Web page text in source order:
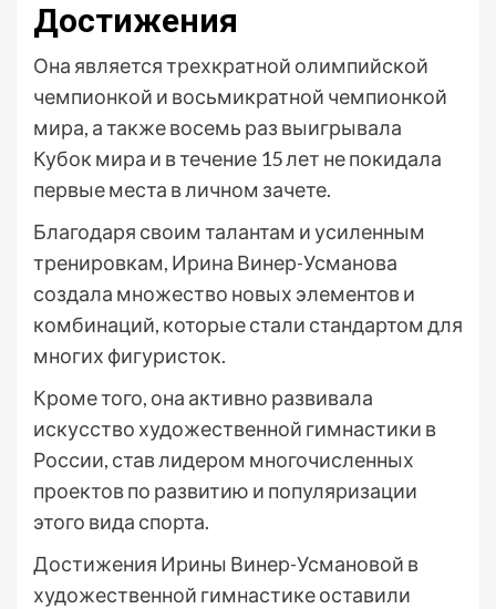
Достижения
Она является трехкратной олимпийской
чемпионкой и восьмикратной чемпионкой
мира, а также восемь раз выигрывала
Кубок мира и в течение 15 лет не покидала
первые места в личном зачете.
Благодаря своим талантам и усиленным
тренировкам, Ирина Винер-Усманова
создала множество новых элементов и
комбинаций, которые стали стандартом для
многих фигуристок.
Кроме того, она активно развивала
искусство художественной гимнастики в
России, став лидером многочисленных
проектов по развитию и популяризации
этого вида спорта.
Достижения Ирины Винер-Усмановой в
художественной гимнастике оставили